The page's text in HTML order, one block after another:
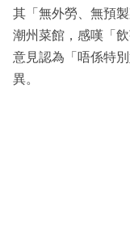
其「無外勞、無預
潮州菜館，感嘆「
意見認為「唔係特
異。